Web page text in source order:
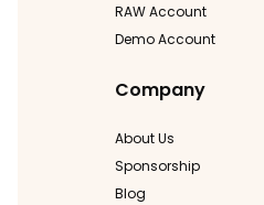
RAW Account
Demo Account
Company
About Us
Sponsorship
Blog